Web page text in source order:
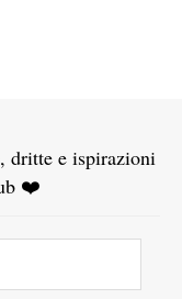
dritte e ispirazioni
❤️